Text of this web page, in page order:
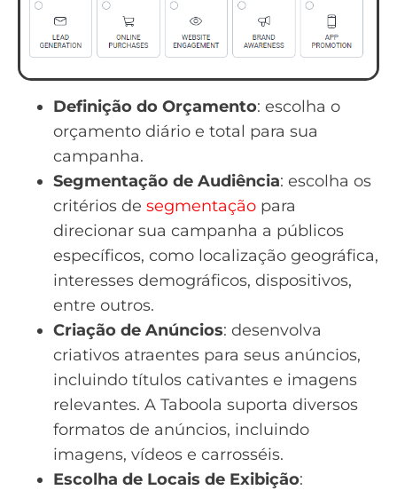
Definição do Orçamento: escolha o
orçamento diário e total para sua
campanha.
Segmentação de Audiência: escolha os
critérios de segmentação para
direcionar sua campanha a públicos
específicos, como localização geográfica,
interesses demográficos, dispositivos,
entre outros.
Criação de Anúncios: desenvolva
criativos atraentes para seus anúncios,
incluindo títulos cativantes e imagens
relevantes. A Taboola suporta diversos
formatos de anúncios, incluindo
imagens, vídeos e carrosséis.
Escolha de Locais de Exibição: